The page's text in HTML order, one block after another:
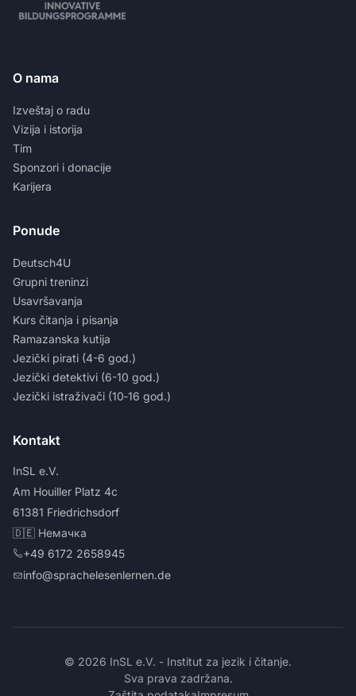
O nama
Izveštaj o radu
Vizija i istorija
Tim
Sponzori i donacije
Karijera
Ponude
Deutsch4U
Grupni treninzi
Usavršavanja
Kurs čitanja i pisanja
Ramazanska kutija
Jezički pirati (4-6 god.)
Jezički detektivi (6-10 god.)
Jezički istraživači (10‑16 god.)
Kontakt
InSL e.V.
Am Houiller Platz 4c
61381 Friedrichsdorf
🇩🇪 Немачка
+49 6172 2658945
info@sprachelesenlernen.de
© 2026 InSL e.V. - Institut za jezik i čitanje.
Sva prava zadržana.